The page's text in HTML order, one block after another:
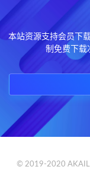
本站资源支持会员下
制免费下载
© 2019-2020